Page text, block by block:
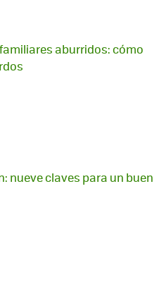
aburridos: cómo
nueve claves para un buen